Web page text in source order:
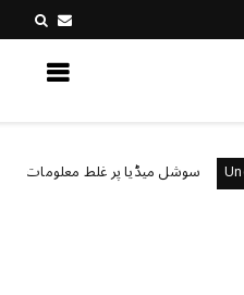
سوشل میڈیا پر غلط معلومات کیسے